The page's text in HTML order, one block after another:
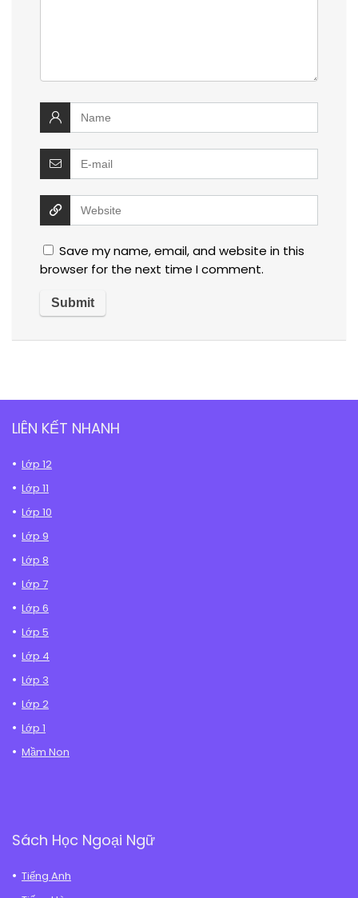
Save my name, email, and website in this
browser for the next time I comment.
LIÊN KẾT NHANH
Lớp 12
Lớp 11
Lớp 10
Lớp 9
Lớp 8
Lớp 7
Lớp 6
Lớp 5
Lớp 4
Lớp 3
Lớp 2
Lớp 1
Mầm Non
Sách Học Ngoại Ngữ
Tiếng Anh